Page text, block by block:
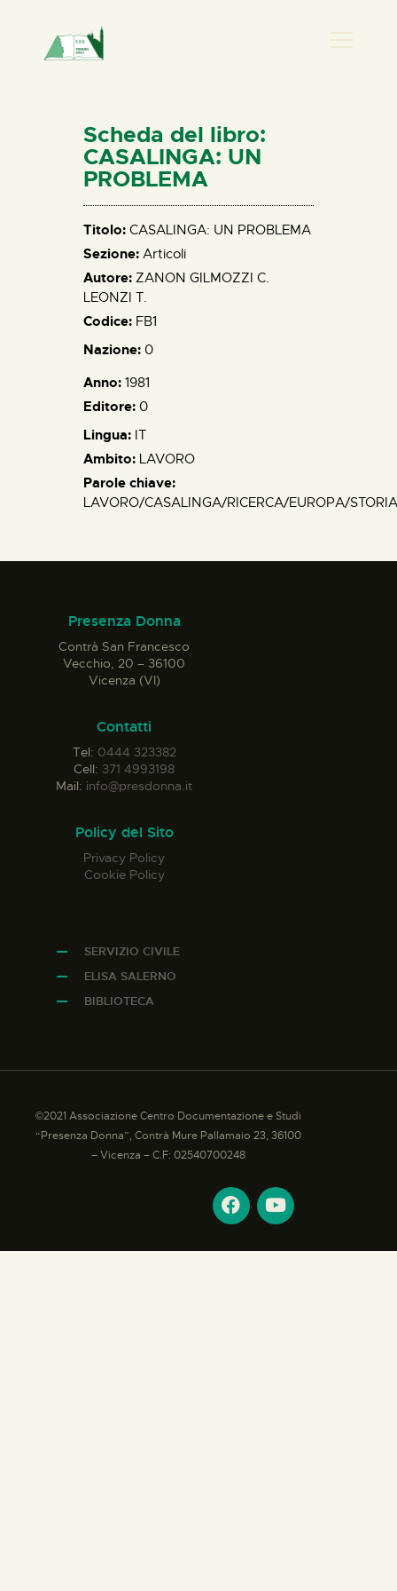
HOME
CHI SIAMO
NEWS
PERCORSI
BIBLIOTECA
ELISA SALERNO
CONTATTI
Scheda del libro:
CASALINGA: UN
PROBLEMA
Titolo: CASALINGA: UN PROBLEMA
Sezione: Articoli
Autore: ZANON GILMOZZI C.
LEONZI T.
Codice: FB1
Nazione: 0
Anno: 1981
Editore: 0
Lingua: IT
Ambito: LAVORO
Parole chiave:
LAVORO/CASALINGA/RICERCA/EUROPA/
Presenza Donna
Contrà San Francesco
Vecchio, 20 – 36100
Vicenza (VI)
Contatti
Tel: 0444 323382
Cell: 371 4993198
Mail: info@presdonna.it
Policy del Sito
Privacy Policy
Cookie Policy
SERVIZIO CIVILE
ELISA SALERNO
BIBLIOTECA
©2021 Associazione Centro Documentazione e Studi
“Presenza Donna”, Contrà Mure Pallamaio 23, 36100
– Vicenza – C.F: 02540700248